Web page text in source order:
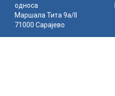
односа
Маршала Тита 9а/II
71000 Сарајево